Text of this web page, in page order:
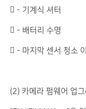
 - 기계식 셔터
 - 배터리 수명
 - 마지막 센서 청소
(2) 카메라 펌웨어 업